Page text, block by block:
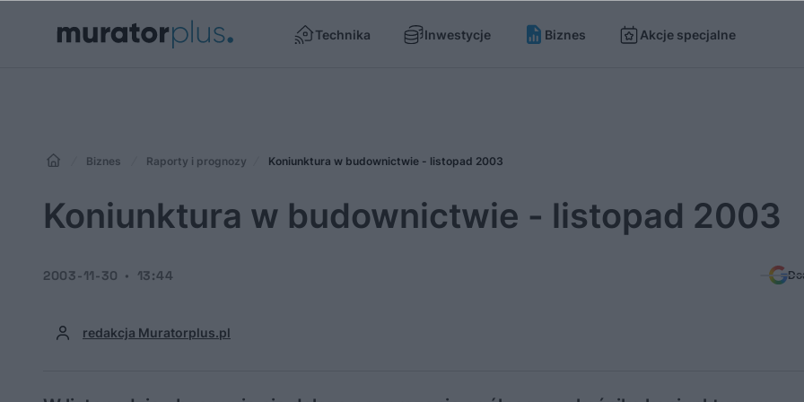
Technika Inwestycje Biznes Akcje specjalne
Biznes Raporty i prognozy Koniunktura w budownictwie - listopad 2003
Koniunktura w budownictwie - listopad 2003
redakcja Muratorplus.pl
2003-11-30 13:44